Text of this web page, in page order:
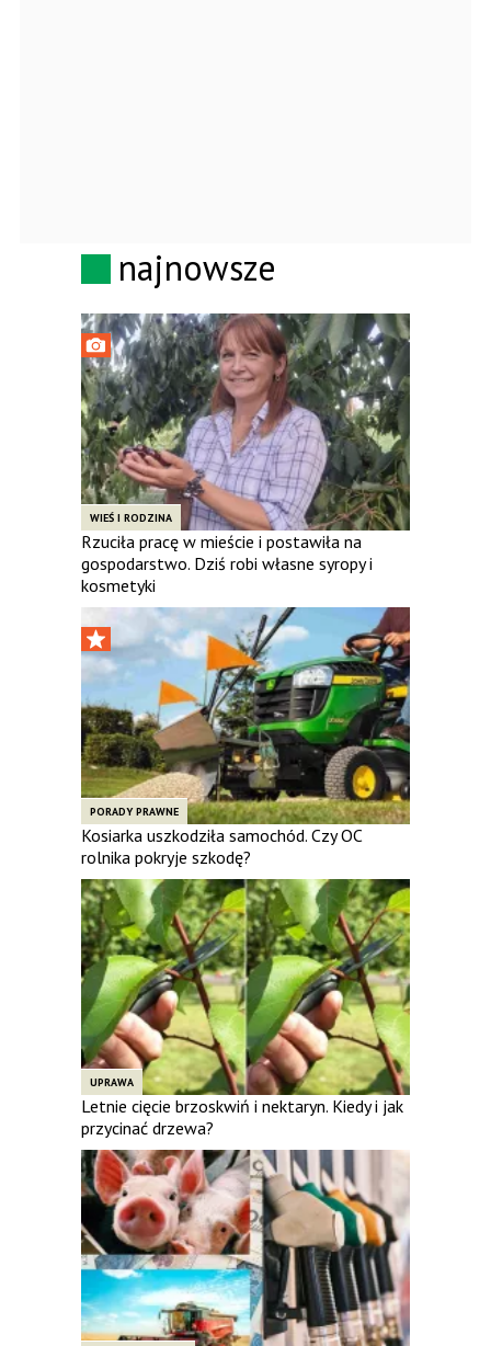
najnowsze
WIEŚ I RODZINA
Rzuciła pracę w mieście i postawiła na
gospodarstwo. Dziś robi własne syropy i
kosmetyki
PORADY PRAWNE
Kosiarka uszkodziła samochód. Czy OC
rolnika pokryje szkodę?
UPRAWA
Letnie cięcie brzoskwiń i nektaryn. Kiedy i jak
przycinać drzewa?